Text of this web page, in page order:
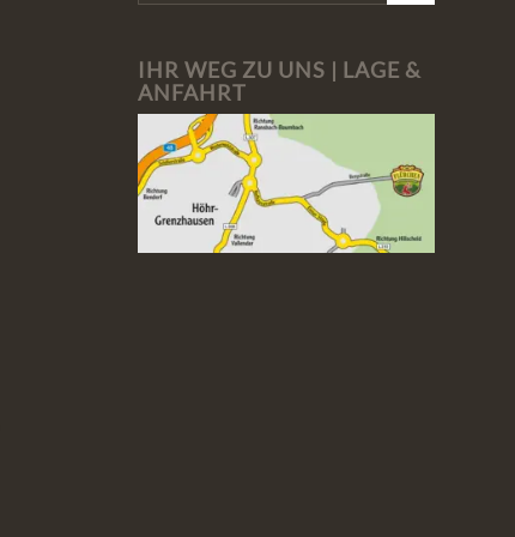
IHR WEG ZU UNS | LAGE &
ANFAHRT